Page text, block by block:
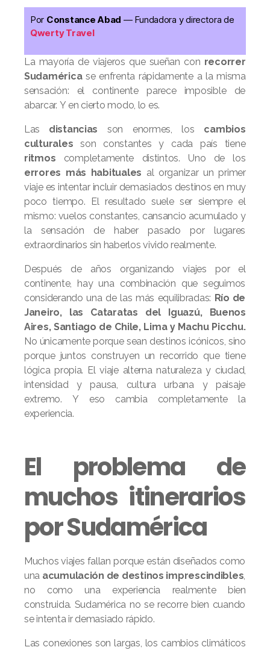
Por Constance Abad — Fundadora y directora de
Qwerty Travel
La mayoría de viajeros que sueñan con recorrer
Sudaméricase enfrenta rápidamente a la misma
sensación: el continente parece imposible de
abarcar. Y en cierto modo, lo es.
Las distancias son enormes, los cambios
culturales son constantes y cada país tiene
ritmos completamente distintos. Uno de los
errores más habituales al organizar un primer
viaje es intentar incluir demasiados destinos en muy
poco tiempo. El resultado suele ser siempre el
mismo: vuelos constantes, cansancio acumulado y
la sensación de haber pasado por lugares
extraordinarios sin haberlos vivido realmente.
Después de años organizando viajes por el
continente, hay una combinación que seguimos
considerando una de las más equilibradas: Río de
Janeiro, las Cataratas del Iguazú, Buenos
Aires, Santiago de Chile, Lima y Machu Picchu.
No únicamente porque sean destinos icónicos, sino
porque juntos construyen un recorrido que tiene
lógica propia. El viaje alterna naturaleza y ciudad,
intensidad y pausa, cultura urbana y paisaje
extremo. Y eso cambia completamente la
experiencia.
El problema de
muchos itinerarios
por Sudamérica
Muchos viajes fallan porque están diseñados como
una acumulación de destinos imprescindibles,
no como una experiencia realmente bien
construida. Sudamérica no se recorre bien cuando
se intenta ir demasiado rápido.
Las conexiones son largas, los cambios climáticos